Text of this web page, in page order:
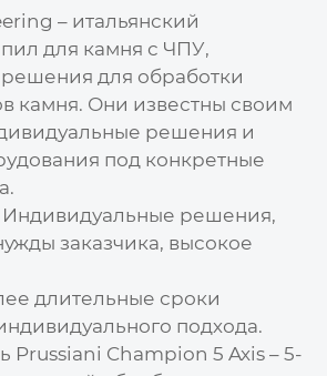
– итальянский
для камня с ЧПУ,
для обработки
камня. Они известны своим
решения и
под конкретные
решения,
заказчика, высокое
длительные сроки
подхода.
Champion 5 Axis – 5-